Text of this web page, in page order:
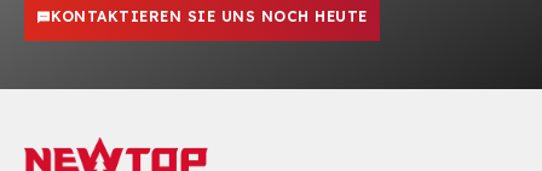
KONTAKTIEREN SIE UNS NOCH HEUTE